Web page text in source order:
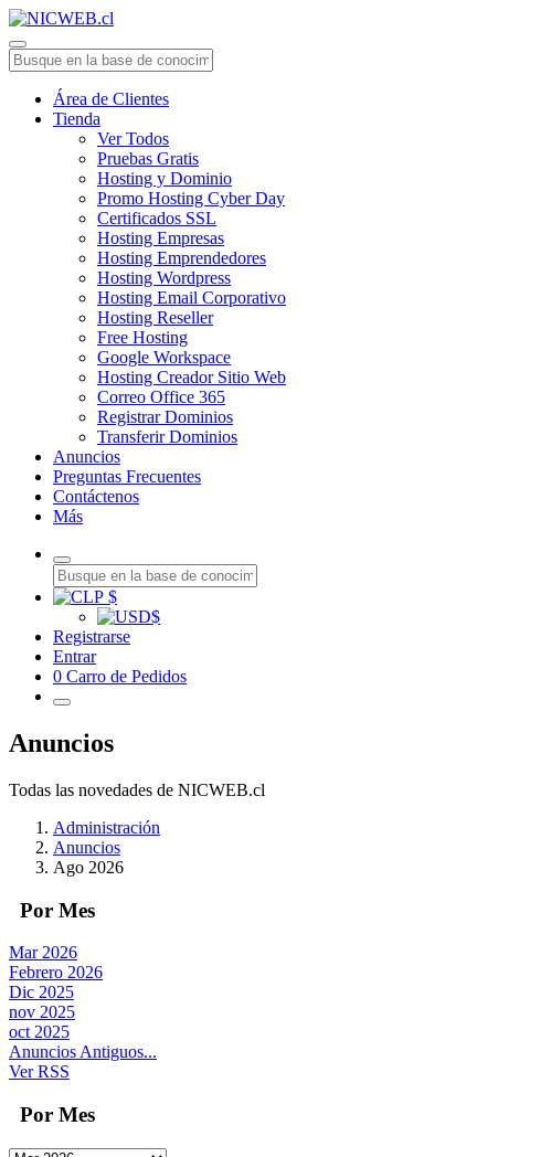
Área de Clientes
Tienda
Ver Todos
Pruebas Gratis
Hosting y Dominio
Promo Hosting Cyber Day
Certificados SSL
Hosting Empresas
Hosting Emprendedores
Hosting Wordpress
Hosting Email Corporativo
Hosting Reseller
Free Hosting
Google Workspace
Hosting Creador Sitio Web
Correo Office 365
Registrar Dominios
Transferir Dominios
Anuncios
Preguntas Frecuentes
Contáctenos
Más
$
$
Registrarse
Entrar
0 Carro de Pedidos
Anuncios
Todas las novedades de NICWEB.cl
Administración
Anuncios
Ago 2026
Por Mes
Mar 2026
Febrero 2026
Dic 2025
nov 2025
oct 2025
Anuncios Antiguos...
Ver RSS
Por Mes